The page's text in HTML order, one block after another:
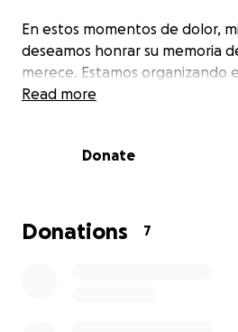
En estos momentos de dolor,
deseamos honrar su memoria
merece. Estamos organizando
el propósito de cubrir los
sea, será de gran ayuda y
Gracias por su apoyo,
Read more
Donate
Donations 7